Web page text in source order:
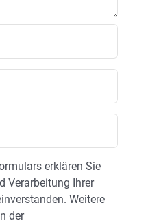
erklären Sie
Verarbeitung Ihrer
Weitere
der